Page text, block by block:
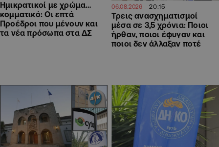
Ημικρατικοί με χρώμα…
κομματικό: Οι επτά
Προέδροι που μένουν και
τα νέα πρόσωπα στα ΔΣ
06.08.2026 20:15
Τρεις ανασχηματισμοί
μέσα σε 3,5 χρόνια: Ποιοι
ήρθαν, ποιοι έφυγαν και
ποιοι δεν άλλαξαν ποτέ